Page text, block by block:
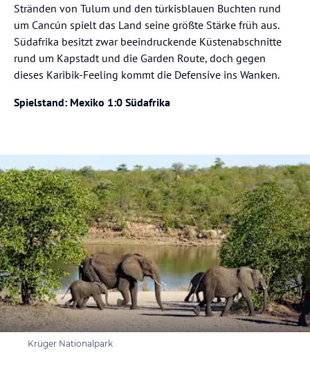
Stränden von Tulum und den türkisblauen Buchten rund
um Cancún spielt das Land seine größte Stärke früh aus.
Südafrika besitzt zwar beeindruckende Küstenabschnitte
rund um Kapstadt und die Garden Route, doch gegen
dieses Karibik-Feeling kommt die Defensive ins Wanken.
Spielstand: Mexiko 1:0 Südafrika
Krüger Nationalpark